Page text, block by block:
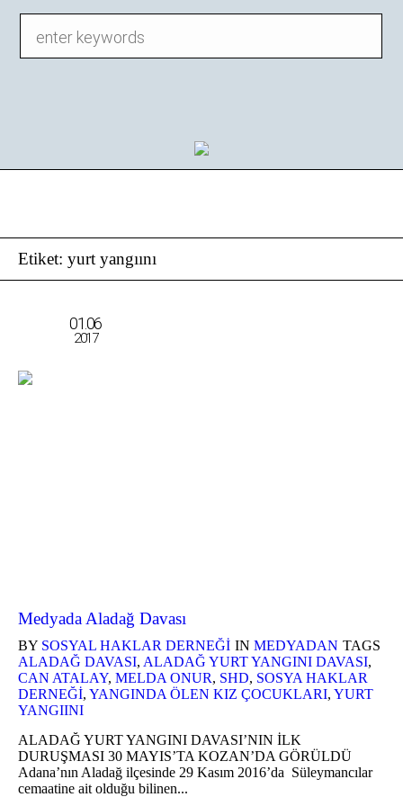
Etiket: yurt yangıını
01.06
2017
Medyada Aladağ Davası
BY SOSYAL HAKLAR DERNEĞI IN MEDYADAN TAGS
ALADAĞ DAVASI, ALADAĞ YURT YANGINI DAVASI,
CAN ATALAY, MELDA ONUR, SHD, SOSYA HAKLAR
DERNEĞI, YANGINDA ÖLEN KIZ ÇOCUKLARI, YURT
YANGIINI
ALADAĞ YURT YANGINI DAVASI’NIN İLK
DURUŞMASI 30 MAYIS’TA KOZAN’DA GÖRÜLDÜ
Adana’nın Aladağ ilçesinde 29 Kasım 2016’da Süleymancılar
cemaatine ait olduğu bilinen...